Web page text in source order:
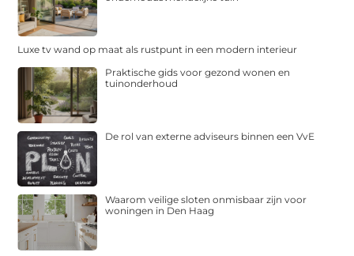
Luxe tv wand op maat als rustpunt in een modern interieur
Praktische gids voor gezond wonen en
tuinonderhoud
De rol van externe adviseurs binnen een VvE
Waarom veilige sloten onmisbaar zijn voor
woningen in Den Haag